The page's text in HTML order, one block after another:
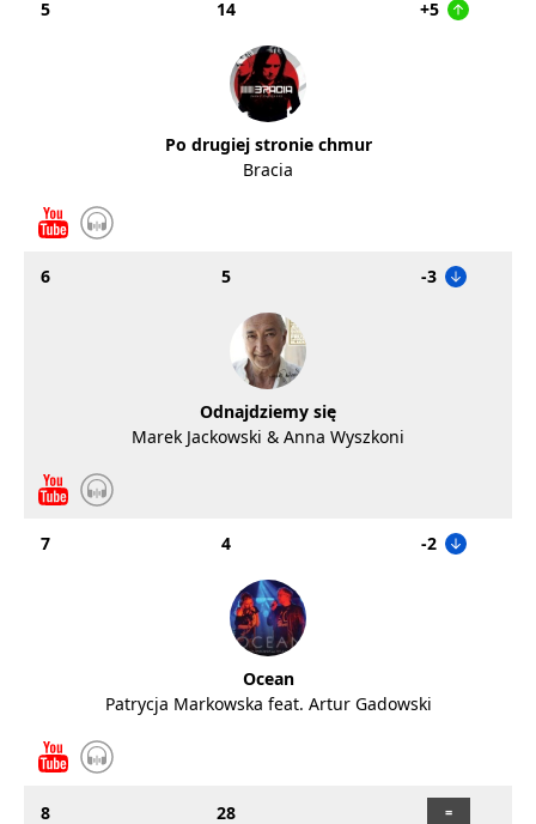
5 14 +5
Po drugiej stronie chmur
Bracia
6 5 -3
Odnajdziemy się
Marek Jackowski & Anna Wyszkoni
7 4 -2
Ocean
Patrycja Markowska feat. Artur Gadowski
8 28